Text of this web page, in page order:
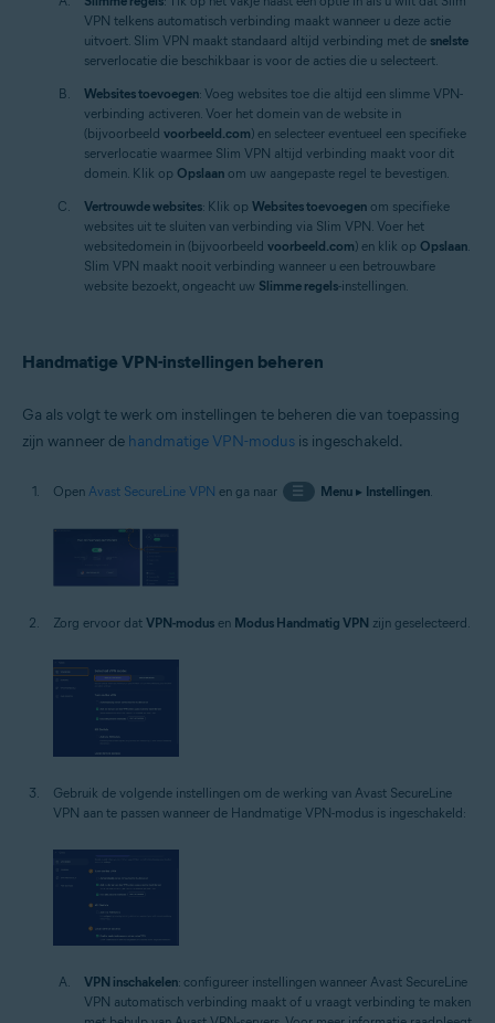
VPN telkens automatisch verbinding maakt wanneer u deze actie
uitvoert. Slim VPN maakt standaard altijd verbinding met de snelste
serverlocatie die beschikbaar is voor de acties die u selecteert.
Websites toevoegen: Voeg websites toe die altijd een slimme VPN-
verbinding activeren. Voer het domein van de website in
(bijvoorbeeld voorbeeld.com) en selecteer eventueel een specifieke
serverlocatie waarmee Slim VPN altijd verbinding maakt voor dit
domein. Klik op Opslaan om uw aangepaste regel te bevestigen.
Vertrouwde websites: Klik op Websites toevoegen om specifieke
websites uit te sluiten van verbinding via Slim VPN. Voer het
websitedomein in (bijvoorbeeld voorbeeld.com) en klik op Opslaan
Slim VPN maakt nooit verbinding wanneer u een betrouwbare
website bezoekt, ongeacht uw Slimme regels-instellingen.
Handmatige VPN-instellingen beheren
Ga als volgt te werk om instellingen te beheren die van toepassing
zijn wanneer de handmatige VPN-modus is ingeschakeld.
Open Avast SecureLine VPN en ga naar ☰ Menu▸ Instellingen.
Zorg ervoor dat VPN-modus en Modus Handmatig VPN zijn geselecteerd.
Gebruik de volgende instellingen om de werking van Avast SecureLine
VPN aan te passen wanneer de Handmatige VPN-modus is ingeschakeld:
VPN inschakelen: configureer instellingen wanneer Avast SecureLine
VPN automatisch verbinding maakt of u vraagt verbinding te maken